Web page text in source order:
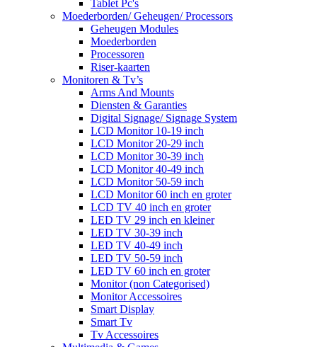
Tablet Pc's
Moederborden/ Geheugen/ Processors
Geheugen Modules
Moederborden
Processoren
Riser-kaarten
Monitoren & Tv’s
Arms And Mounts
Diensten & Garanties
Digital Signage/ Signage System
LCD Monitor 10-19 inch
LCD Monitor 20-29 inch
LCD Monitor 30-39 inch
LCD Monitor 40-49 inch
LCD Monitor 50-59 inch
LCD Monitor 60 inch en groter
LCD TV 40 inch en groter
LED TV 29 inch en kleiner
LED TV 30-39 inch
LED TV 40-49 inch
LED TV 50-59 inch
LED TV 60 inch en groter
Monitor (non Categorised)
Monitor Accessoires
Smart Display
Smart Tv
Tv Accessoires